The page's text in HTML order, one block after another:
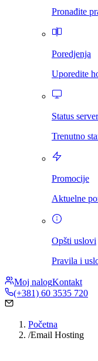
Pronađite
Poredjenja
Uporedite
Status
Trenutno
Promocije
Aktuelne
Opšti uslovi
Pravila i
Moj nalogKontakt
(+381) 60 3535 720
Početna
/Email Hosting